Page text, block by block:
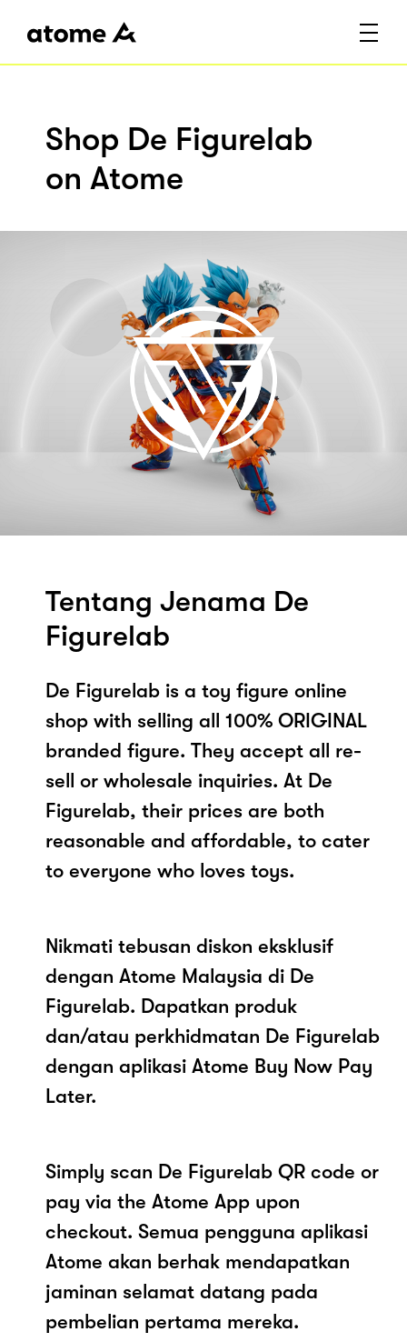
Shop De Figurelab
on Atome
Tentang Jenama De
Figurelab
De Figurelab is a toy figure online
shop with selling all 100% ORIGINAL
branded figure. They accept all re-
sell or wholesale inquiries. At De
Figurelab, their prices are both
reasonable and affordable, to cater
to everyone who loves toys.
Nikmati tebusan diskon eksklusif
dengan Atome Malaysia di De
Figurelab. Dapatkan produk
dan/atau perkhidmatan De Figurelab
dengan aplikasi Atome Buy Now Pay
Later.
Simply scan De Figurelab QR code or
pay via the Atome App upon
checkout. Semua pengguna aplikasi
Atome akan berhak mendapatkan
jaminan selamat datang pada
pembelian pertama mereka.